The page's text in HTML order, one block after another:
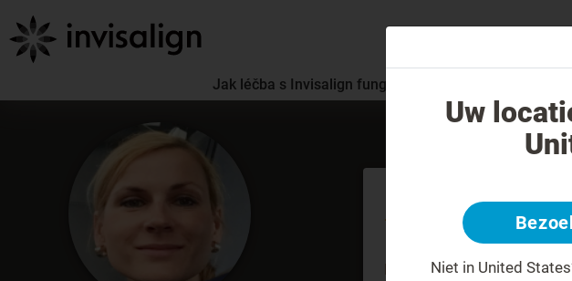
Jak léčba s Invisalign funguje
Seznamte se se
GDC number: Halirova
Bronze
Poskytovatel
Uw
Niet in United